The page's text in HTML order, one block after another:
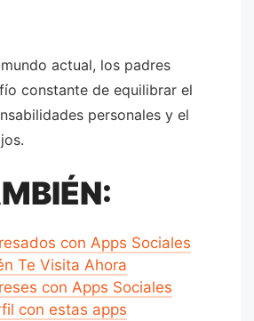
actual, los padres
constante de equilibrar el
personales y el
con Apps Sociales
Te Visita Ahora
con Apps Sociales
con estas apps